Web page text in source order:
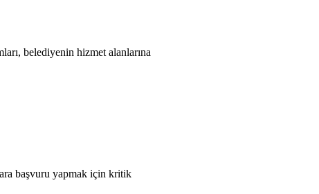
belediyenin hizmet alanlarına
başvuru yapmak için kritik